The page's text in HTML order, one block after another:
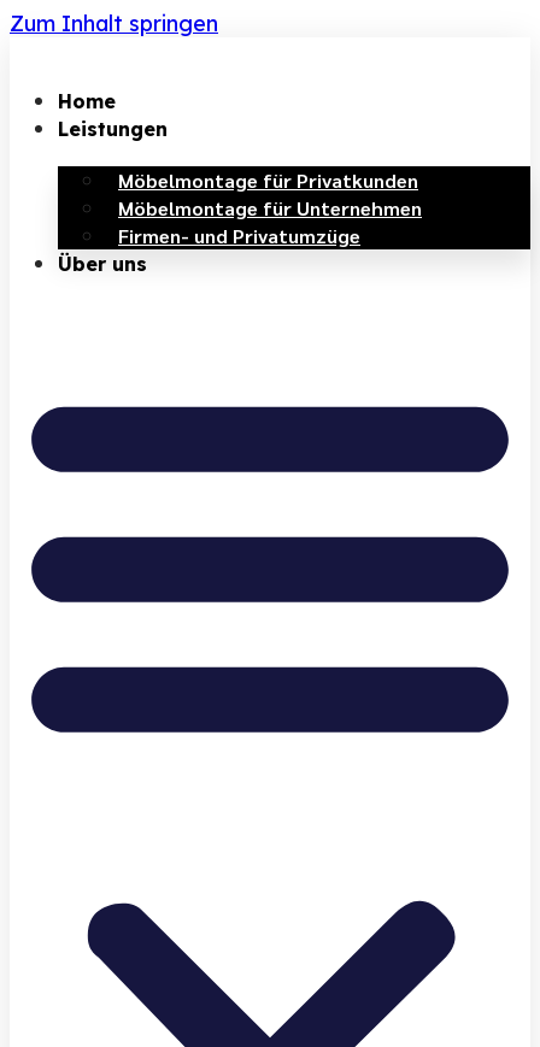
Zum Inhalt springen
Home
Leistungen
Möbelmontage für Privatkunden
Möbelmontage für Unternehmen
Firmen- und Privatumzüge
Über uns